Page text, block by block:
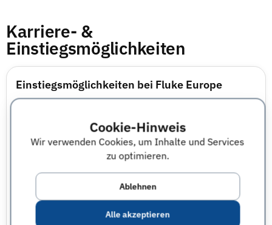
Cookie-Hinweis
Wir verwenden Cookies, um Inhalte und Services
zu optimieren.
Ablehnen
Alle akzeptieren
Karriere- &
Einstiegsmöglichkeiten
Einstiegsmöglichkeiten bei Fluke Europe
Direkteinstieg für Absolvent:innen
Traineeprogramm Nicht angegeben
Abschlussarbeit im Unternehmen Nicht angegeben